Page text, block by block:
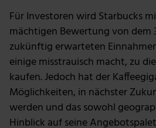
Für Investoren wird Starbucks
mächtigen Bewertung von dem
zukünftig erwarteten
einige misstrauisch macht, zu
kaufen. Jedoch hat der
Möglichkeiten, in nächster
werden und das sowohl
Hinblick auf seine